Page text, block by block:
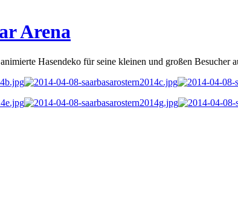
Arena
Hasendeko für seine kleinen und großen Besucher